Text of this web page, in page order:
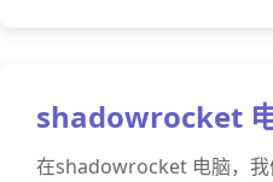
shadowrocket
在shadowrocket 电脑，我